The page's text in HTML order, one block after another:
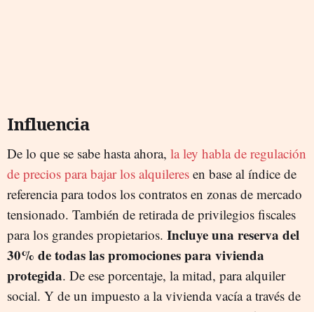
Influencia
De lo que se sabe hasta ahora, la ley habla de regulación
de precios para bajar los alquileres en base al índice de
referencia para todos los contratos en zonas de mercado
tensionado. También de retirada de privilegios fiscales
para los grandes propietarios. Incluye una reserva del
30% de todas las promociones para vivienda
protegida. De ese porcentaje, la mitad, para alquiler
social. Y de un impuesto a la vivienda vacía a través de